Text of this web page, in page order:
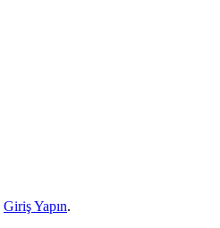
Giriş Yapın.